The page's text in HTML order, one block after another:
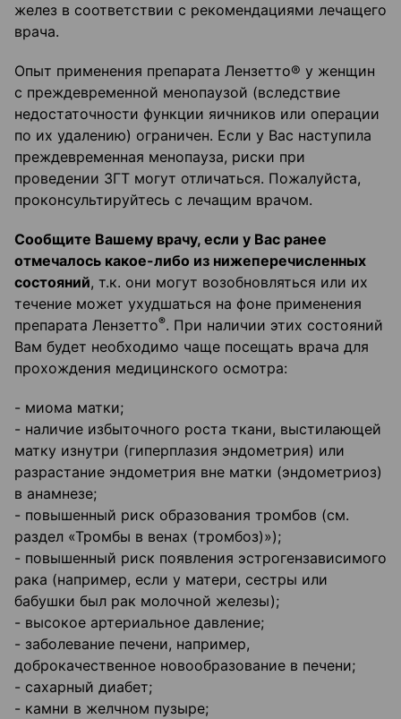
желез в соответствии с рекомендациями лечащего
врача.
Опыт применения препарата Лензетто® у женщин
с преждевременной менопаузой (вследствие
недостаточности функции яичников или операции
по их удалению) ограничен. Если у Вас наступила
преждевременная менопауза, риски при
проведении ЗГТ могут отличаться. Пожалуйста,
проконсультируйтесь с лечащим врачом.
Сообщите Вашему врачу, если у Вас ранее
отмечалось какое-либо из нижеперечисленных
состояний, т.к. они могут возобновляться или их
течение может ухудшаться на фоне применения
препарата Лензетто®. При наличии этих состояний
Вам будет необходимо чаще посещать врача для
прохождения медицинского осмотра:
- миома матки;
- наличие избыточного роста ткани, выстилающей
матку изнутри (гиперплазия эндометрия) или
разрастание эндометрия вне матки (эндометриоз)
в анамнезе;
- повышенный риск образования тромбов (см.
раздел «Тромбы в венах (тромбоз)»);
- повышенный риск появления эстрогензависимого
рака (например, если у матери, сестры или
бабушки был рак молочной железы);
- высокое артериальное давление;
- заболевание печени, например,
доброкачественное новообразование в печени;
- сахарный диабет;
- камни в желчном пузыре;